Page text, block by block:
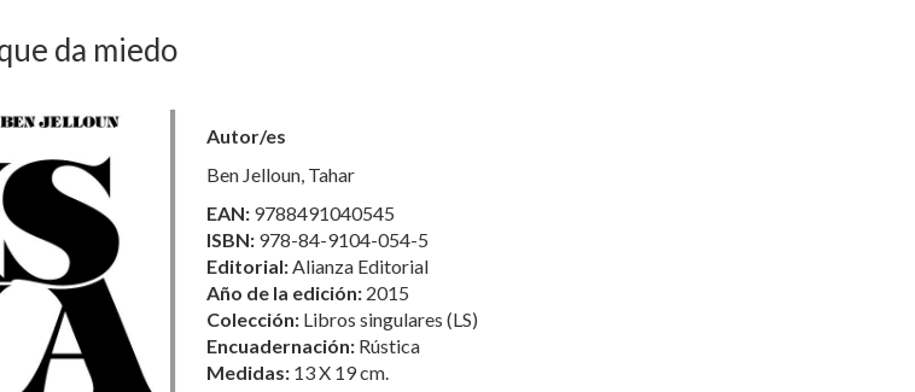
da miedo
Autor/es
Ben Jelloun, Tahar
EAN: 9788491040545
ISBN: 978-84-9104-054-5
Editorial:Alianza Editorial
Año de la edición: 2015
Colección: Libros singulares (LS)
Encuadernación: Rústica
Medidas: 13 X 19 cm.